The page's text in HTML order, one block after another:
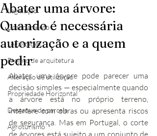
Legislação
Licenciamento
Legalização
Projeto de arquitetura
Alteração de utilização
Propriedade Horizontal
Destaque de parcela
Agroturismo
Abater uma árvore:
Quando é necessária
autorização e a quem
pedir
Abater uma árvore pode parecer uma
decisão simples — especialmente quando
a árvore está no próprio terreno,
interfere com obras ou apresenta riscos
de segurança. Mas em Portugal, o corte
de árvores está sujeito a um conjunto de